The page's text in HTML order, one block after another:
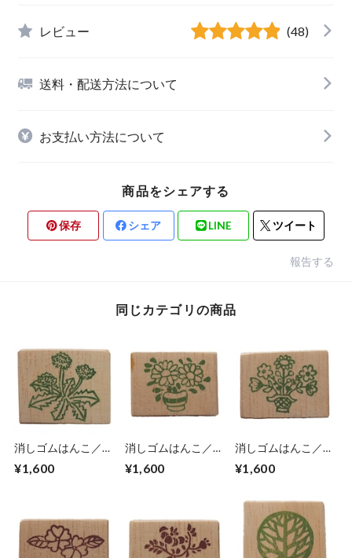
レビュー (48)
送料・配送方法について
お支払い方法について
商品をシェアする
保存 シェア LINE ツイート
報告する
同じカテゴリの商品
消しゴムはんこ／タ
¥1,600
消しゴムはんこ／花
¥1,600
消しゴムはんこ／花
¥1,600